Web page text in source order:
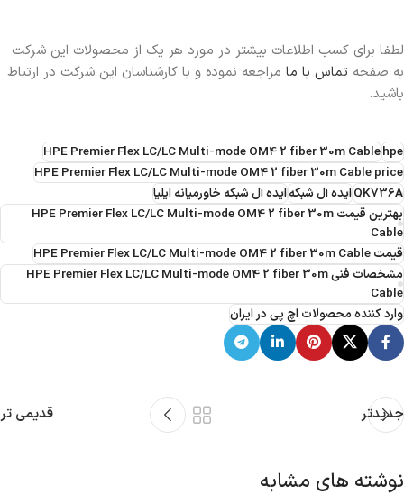
لطفا برای کسب اطلاعات بیشتر در مورد هر یک از محصولات این شرکت
به صفحه تماس با ما مراجعه نموده و با کارشناسان این شرکت در ارتباط
باشید.
hpe
HPE Premier Flex LC/LC Multi-mode OM4 2 fiber 30m Cable
HPE Premier Flex LC/LC Multi-mode OM4 2 fiber 30m Cable price
QK736Aایده آل شبکهایده آل شبکه خاورمیانه ایلیا
بهترین قیمت HPE Premier Flex LC/LC Multi-mode OM4 2 fiber 30m
Cable
قیمت HPE Premier Flex LC/LC Multi-mode OM4 2 fiber 30m Cable
مشخصات فنی HPE Premier Flex LC/LC Multi-mode OM4 2 fiber 30m
Cable
وارد کننده محصولات اچ پی در ایران
جدیدتر قدیمی تر
نوشته های مشابه